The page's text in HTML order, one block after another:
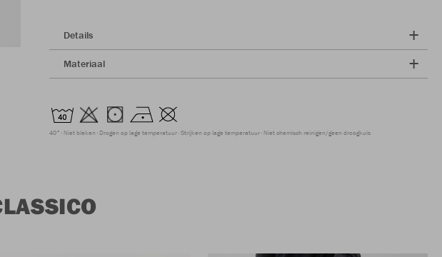
Details
Materiaal
40° Niet bleken Drogen op lage temperatuur Strijken op lage temperatuur Niet chemisch reinigen/geen droogkuis